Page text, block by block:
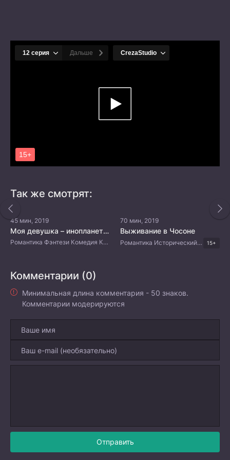
Так же смотрят:
45 мин, 2019
Моя девушка – инопланетянка
Романтика Фэнтези Комедия Китайские дорамы
70 мин, 2019
Выживание в Чосоне
Романтика Исторический Фэнтези Корейские дорамы 15+
Комментарии (0)
Минимальная длина комментария - 50 знаков.
Комментарии модерируются
Отправить